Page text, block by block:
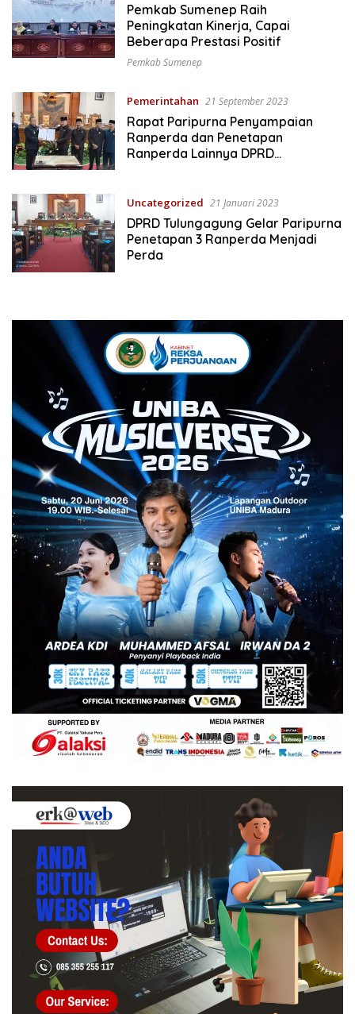
Pemkab Sumenep Raih
Peningkatan Kinerja, Capai
Beberapa Prestasi Positif
Pemkab Sumenep
Pemerintahan 21 September 2023
Rapat Paripurna Penyampaian
Ranperda dan Penetapan
Ranperda Lainnya DPRD
Uncategorized 21 Januari 2023
DPRD Tulungagung Gelar Paripurna
Penetapan 3 Ranperda Menjadi
Perda